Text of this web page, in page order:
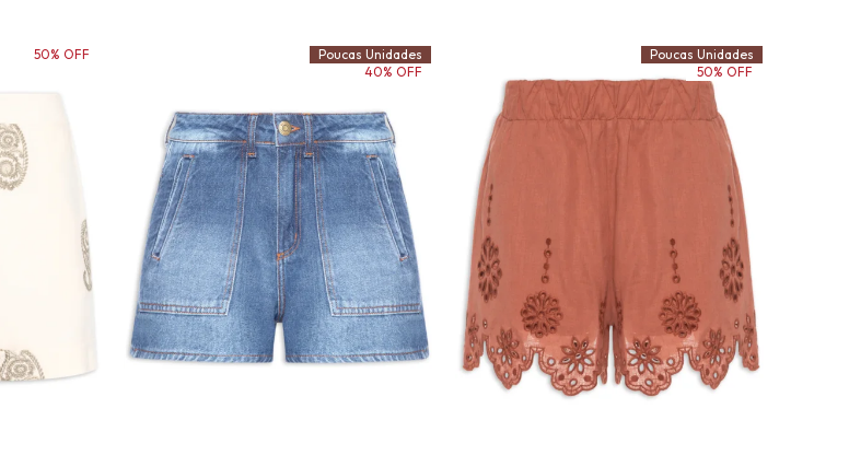
50% OFF
Poucas Unidades
40% OFF
Poucas Unidades
50% OFF